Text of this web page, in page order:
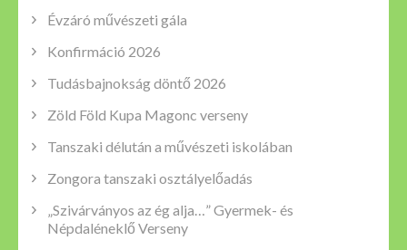
Évzáró művészeti gála
Konfirmáció 2026
Tudásbajnokság döntő 2026
Zöld Föld Kupa Magonc verseny
Tanszaki délután a művészeti iskolában
Zongora tanszaki osztályelőadás
„Szivárványos az ég alja…” Gyermek- és
Népdaléneklő Verseny